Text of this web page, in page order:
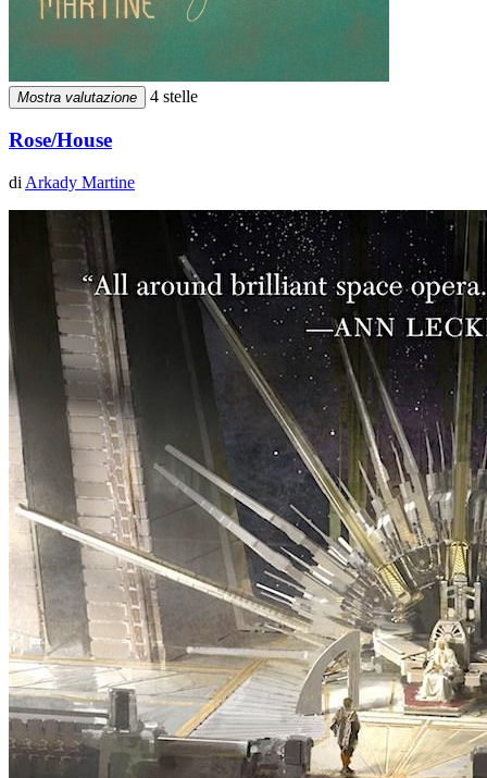
Mostra valutazione 4 stelle
Rose/House
di Arkady Martine